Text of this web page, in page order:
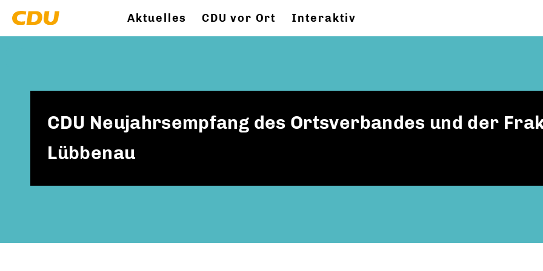
Aktuelles CDU vor Ort Interaktiv
CDU Neujahrsempfang des Ortsverbandes und der
Lübbenau